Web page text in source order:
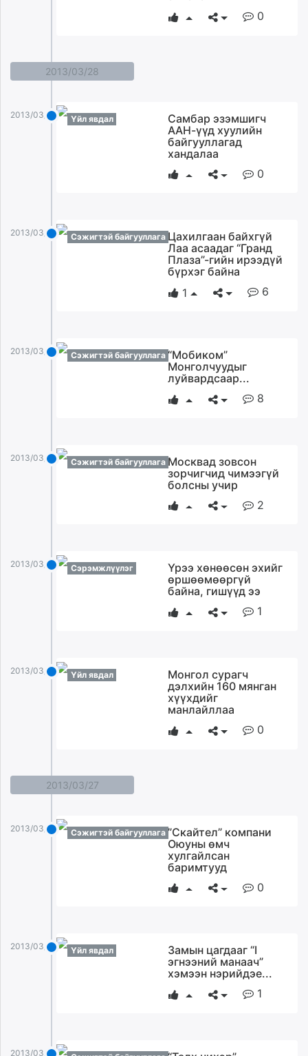
0
2013/03/28
2013/03/28 Үйл явдал
Самбар эзэмшигч
ААН-үүд хуулийн
байгууллагад
хандалаа
0
2013/03/28 Сэжигтэй байгууллага Цахилгаан байхгүй
Лаа асаадаг “Гранд
Плаза”-гийн ирээдүй
бүрхэг байна
1
6
2013/03/28 Сэжигтэй байгууллага “Mобиком”
Монголчуудыг
луйвардсаар...
8
2013/03/28 Сэжигтэй байгууллага Москвад зовсон
зорчигчид чимээгүй
болсны учир
2
2013/03/28 Сэрэмжлүүлэг
Үрээ хөнөөсөн эхийг
өршөөмөөргүй
байна, гишүүд ээ
1
2013/03/28 Үйл явдал
Монгол сурагч
дэлхийн 160 мянган
хүүхдийг
манлайллаа
0
2013/03/27
2013/03/27 Сэжигтэй байгууллага ”Скайтел” компани
Оюуны өмч
хулгайлсан
баримтууд
0
2013/03/27 Үйл явдал
Замын цагдааг “I
эгнээний манаач”
хэмээн нэрийдэе...
1
2013/03/27